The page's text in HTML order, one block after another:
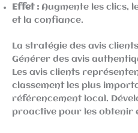
Effet : Augmente les clics,
et la confiance.
La stratégie des avis clients
Générer des avis
Les avis clients
classement les plus
référencement local.
proactive pour les obtenir